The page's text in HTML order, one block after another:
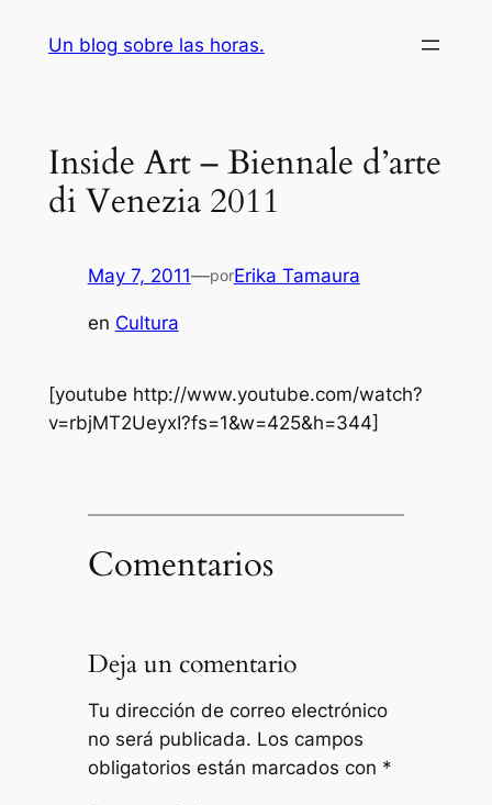
Un blog sobre las horas.
Inside Art – Biennale d’arte
di Venezia 2011
May 7, 2011—porErika Tamaura
en Cultura
[youtube http://www.youtube.com/watch?
v=rbjMT2UeyxI?fs=1&w=425&h=344]
Comentarios
Deja un comentario
Tu dirección de correo electrónico
no será publicada. Los campos
obligatorios están marcados con *